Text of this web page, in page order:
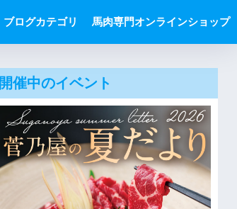
ブログカテゴリ 馬肉専門オンラインショップ
開催中のイベント